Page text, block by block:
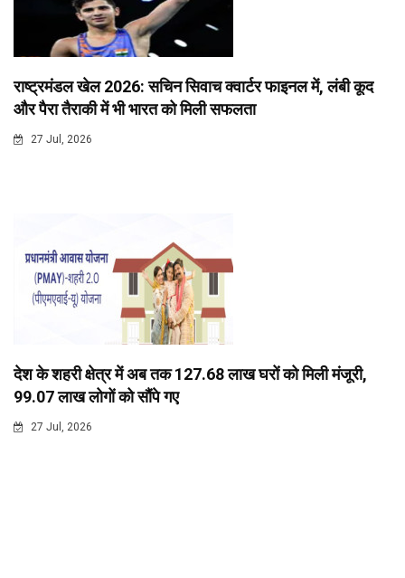
राष्ट्रमंडल खेल 2026: सचिन सिवाच क्वार्टर फाइनल में, लंबी कूद
और पैरा तैराकी में भी भारत को मिली सफलता
27 Jul, 2026
देश के शहरी क्षेत्र में अब तक 127.68 लाख घरों को मिली मंजूरी,
99.07 लाख लोगों को सौंपे गए
27 Jul, 2026